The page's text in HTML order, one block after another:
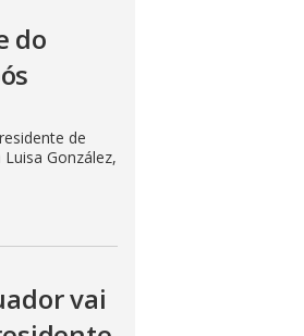
do
de
González,
vai